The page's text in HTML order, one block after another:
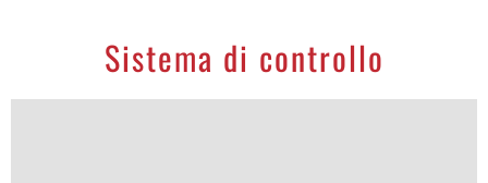
Sistema di controllo